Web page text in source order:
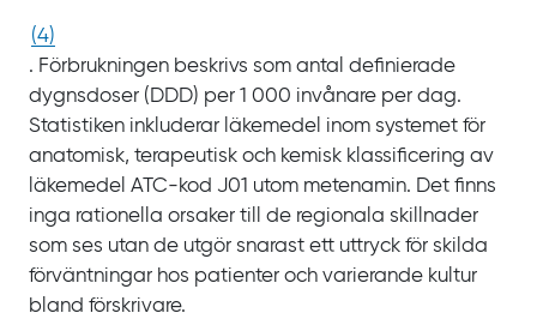
(4)
. Förbrukningen beskrivs som antal definierade
dygnsdoser (DDD) per 1 000 invånare per dag.
Statistiken inkluderar läkemedel inom systemet för
anatomisk, terapeutisk och kemisk klassificering av
läkemedel ATC-kod J01 utom metenamin. Det finns
inga rationella orsaker till de regionala skillnader
som ses utan de utgör snarast ett uttryck för skilda
förväntningar hos patienter och varierande kultur
bland förskrivare.